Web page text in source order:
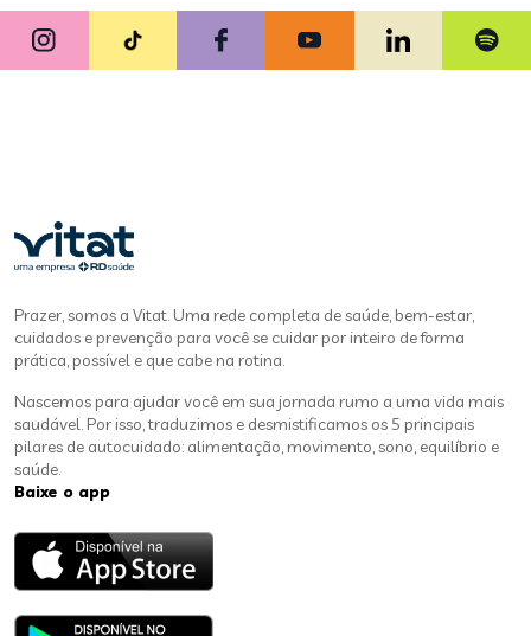
Prazer, somos a Vitat. Uma rede completa de saúde, bem-estar,
cuidados e prevenção para você se cuidar por inteiro de forma
prática, possível e que cabe na rotina.
Nascemos para ajudar você em sua jornada rumo a uma vida mais
saudável. Por isso, traduzimos e desmistificamos os 5 principais
pilares de autocuidado: alimentação, movimento, sono, equilíbrio e
saúde.
Baixe o app